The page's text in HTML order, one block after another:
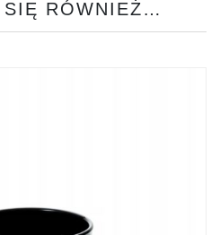
SIĘ RÓWNIEŻ…